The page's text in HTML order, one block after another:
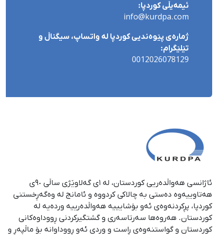
ئیمەیڵی کوردپا:
info@kurdpa.com
ژمارەی پێوەندیی کوردپا لە واتساپ، سیگناڵ و
تێلێگرام:
0012026078129
ئاژانسی هەواڵدەریی کوردستان، لە ١ی گەلاوێژی ساڵی ٩٠ی
هەتاوییەوە دەستی بە چالاکی کردووە و ئامانج لە وەگەڕخستنی
كوردپا، پڕكردنەوەی ئەو بۆشایییە هەواڵدەرییە وردەیە لە
كوردستان. هەروەها سەرتاسەری و گشتگیركردنی ڕووداوەكانی
كوردستان و گواستنەوەی ڕاست و وردی ئەو ڕووداوانە بۆ ماڵپەڕ و